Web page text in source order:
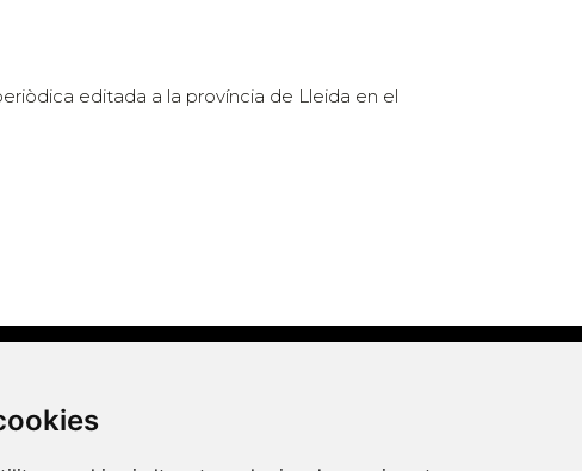
editada a la província de Lleida en el